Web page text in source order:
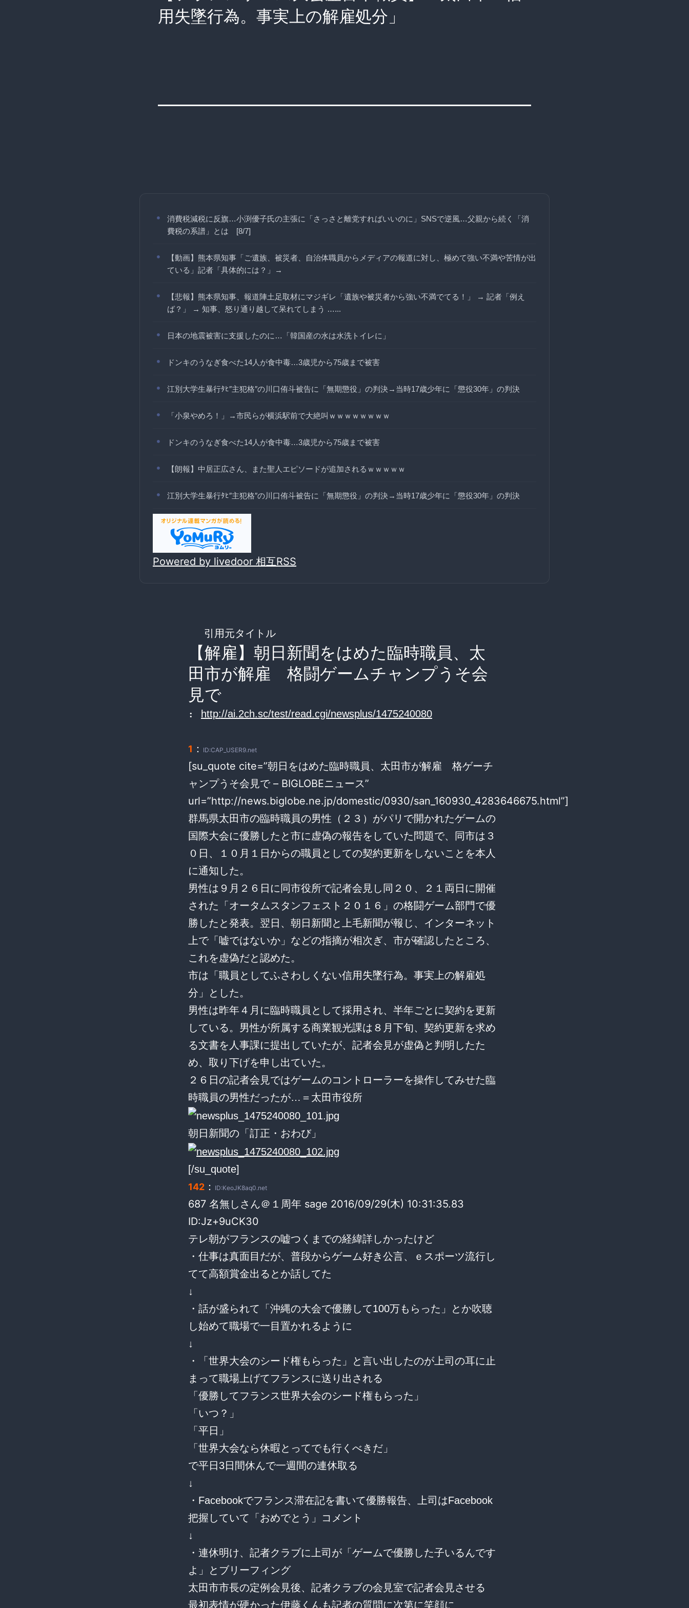
用失墜行為。事実上の解雇処分」
消費税減税に反旗…小渕優子氏の主張に「さっさと離党すればいいのに」SNSで逆風…父親から続く「消
費税の系譜」とは [8/7]
【動画】熊本県知事「ご遺族、被災者、自治体職員からメディアの報道に対し、極めて強い不満や苦情が出
ている」記者「具体的には？」→
【悲報】熊本県知事、報道陣土足取材にマジギレ「遺族や被災者から強い不満でてる！」 → 記者「例え
ば？」 → 知事、怒り通り越して呆れてしまう …...
日本の地震被害に支援したのに…「韓国産の水は水洗トイレに」
ドンキのうなぎ食べた14人が食中毒…3歳児から75歳まで被害
江別大学生暴行ﾀﾋ″主犯格″の川口侑斗被告に「無期懲役」の判決→当時17歳少年に「懲役30年」の判決
「小泉やめろ！」→市民らが横浜駅前で大絶叫ｗｗｗｗｗｗｗｗ
ドンキのうなぎ食べた14人が食中毒…3歳児から75歳まで被害
【朗報】中居正広さん、また聖人エピソードが追加されるｗｗｗｗｗ
江別大学生暴行ﾀﾋ″主犯格″の川口侑斗被告に「無期懲役」の判決→当時17歳少年に「懲役30年」の判決
Powered by livedoor 相互RSS
引用元タイトル
【解雇】朝日新聞をはめた臨時職員、太
田市が解雇 格闘ゲームチャンプうそ会
見で
: http://ai.2ch.sc/test/read.cgi/newsplus/1475240080
1 ： ID:CAP_USER9.net
[su_quote cite=”朝日をはめた臨時職員、太田市が解雇 格ゲーチ
ャンプうそ会見で – BIGLOBEニュース”
url=”http://news.biglobe.ne.jp/domestic/0930/san_160930_4283646675.html”]
群馬県太田市の臨時職員の男性（２３）がパリで開かれたゲームの
国際大会に優勝したと市に虚偽の報告をしていた問題で、同市は３
０日、１０月１日からの職員としての契約更新をしないことを本人
に通知した。
男性は９月２６日に同市役所で記者会見し同２０、２１両日に開催
された「オータムスタンフェスト２０１６」の格闘ゲーム部門で優
勝したと発表。翌日、朝日新聞と上毛新聞が報じ、インターネット
上で「嘘ではないか」などの指摘が相次ぎ、市が確認したところ、
これを虚偽だと認めた。
市は「職員としてふさわしくない信用失墜行為。事実上の解雇処
分」とした。
男性は昨年４月に臨時職員として採用され、半年ごとに契約を更新
している。男性が所属する商業観光課は８月下旬、契約更新を求め
る文書を人事課に提出していたが、記者会見が虚偽と判明したた
め、取り下げを申し出ていた。
２６日の記者会見ではゲームのコントローラーを操作してみせた臨
時職員の男性だったが…＝太田市役所
朝日新聞の「訂正・おわび」
[/su_quote]
142 ： ID:KeoJK8aq0.net
687 名無しさん＠１周年 sage 2016/09/29(木) 10:31:35.83
ID:Jz+9uCK30
テレ朝がフランスの嘘つくまでの経緯詳しかったけど
・仕事は真面目だが、普段からゲーム好き公言、ｅスポーツ流行し
てて高額賞金出るとか話してた
↓
・話が盛られて「沖縄の大会で優勝して100万もらった」とか吹聴
し始めて職場で一目置かれるように
↓
・「世界大会のシード権もらった」と言い出したのが上司の耳に止
まって職場上げてフランスに送り出される
「優勝してフランス世界大会のシード権もらった」
「いつ？」
「平日」
「世界大会なら休暇とってでも行くべきだ」
で平日3日間休んで一週間の連休取る
↓
・Facebookでフランス滞在記を書いて優勝報告、上司はFacebook
把握していて「おめでとう」コメント
↓
・連休明け、記者クラブに上司が「ゲームで優勝した子いるんです
よ」とブリーフィング
太田市市長の定例会見後、記者クラブの会見室で記者会見させる
最初表情が硬かった伊藤くんも記者の質問に次第に笑顔に